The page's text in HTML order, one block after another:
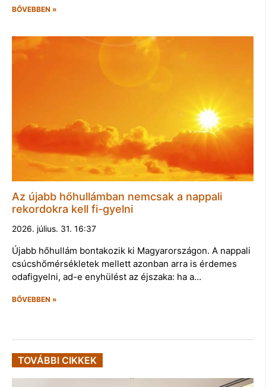
BŐVEBBEN »
Az újabb hőhullámban nemcsak a nappali
rekordokra kell fi-gyelni
2026. július. 31. 16:37
Újabb hőhullám bontakozik ki Magyarországon. A nappali
csúcshőmérsékletek mellett azonban arra is érdemes
odafigyelni, ad-e enyhülést az éjszaka: ha a…
BŐVEBBEN »
TOVÁBBI CIKKEK